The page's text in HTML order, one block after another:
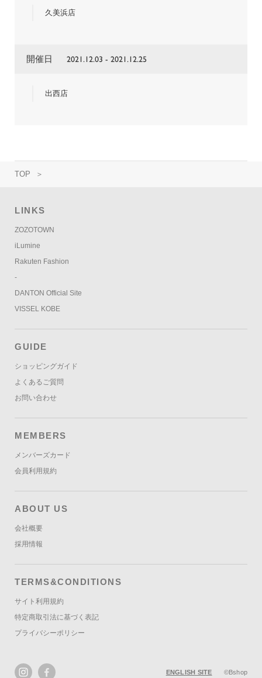
久美浜店
開催日 2021.12.03 - 2021.12.25
出西店
TOP ＞
LINKS
ZOZOTOWN
iLumine
Rakuten Fashion
-
DANTON Official Site
VISSEL KOBE
GUIDE
ショッピングガイド
よくあるご質問
お問い合わせ
MEMBERS
メンバーズカード
会員利用規約
ABOUT US
会社概要
採用情報
TERMS&CONDITIONS
サイト利用規約
特定商取引法に基づく表記
プライバシーポリシー
ENGLISH SITE ©Bshop